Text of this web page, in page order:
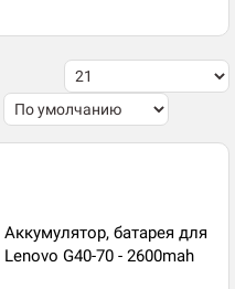
Аккумулятор, батарея для
Lenovo G40-70 - 2600mah